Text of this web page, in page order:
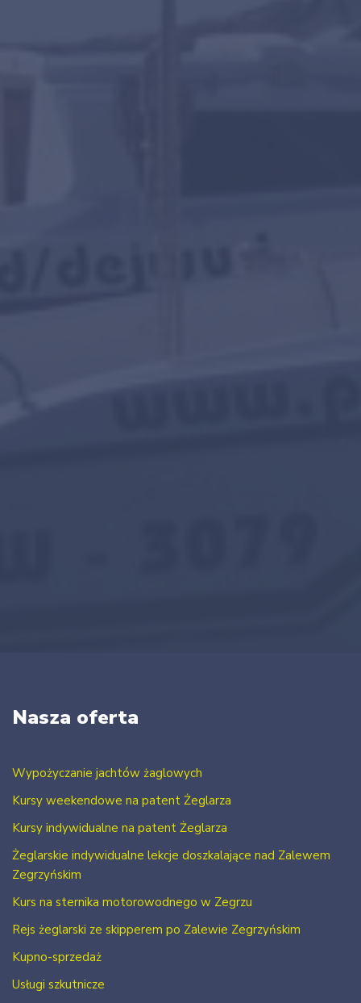
Nasza oferta
Wypożyczanie jachtów żaglowych
Kursy weekendowe na patent Żeglarza
Kursy indywidualne na patent Żeglarza
Żeglarskie indywidualne lekcje doszkalające nad Zalewem
Zegrzyńskim
Kurs na sternika motorowodnego w Zegrzu
Rejs żeglarski ze skipperem po Zalewie Zegrzyńskim
Kupno-sprzedaż
Usługi szkutnicze